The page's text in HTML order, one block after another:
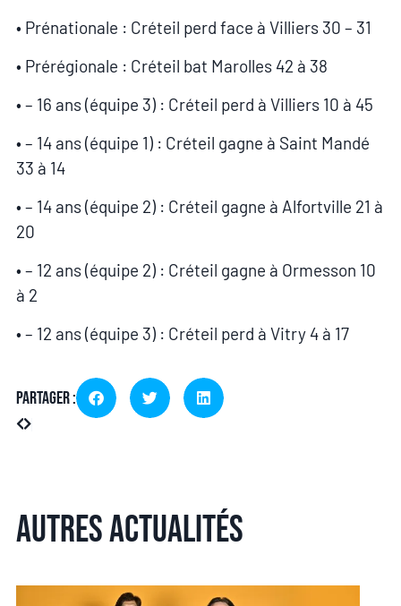
• Prénationale : Créteil perd face à Villiers 30 – 31
• Prérégionale : Créteil bat Marolles 42 à 38
• – 16 ans (équipe 3) : Créteil perd à Villiers 10 à 45
• – 14 ans (équipe 1) : Créteil gagne à Saint Mandé
33 à 14
• – 14 ans (équipe 2) : Créteil gagne à Alfortville 21 à
20
• – 12 ans (équipe 2) : Créteil gagne à Ormesson 10
à 2
• – 12 ans (équipe 3) : Créteil perd à Vitry 4 à 17
Partager :
Autres actualités